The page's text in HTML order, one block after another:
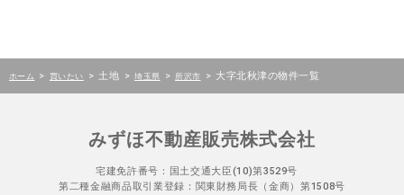
ホーム > 買いたい > 土地 > 埼玉県 > 所沢市 > 大字北秋津の物件一覧
みずほ不動産販売株式会社
宅建免許番号：国土交通大臣(10)第3529号
第二種金融商品取引業登録：関東財務局長（金商）第1508号